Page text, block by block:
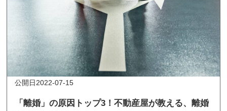
「離婚」の原因トップ3！不動産屋が教える、離婚
2022-07-15